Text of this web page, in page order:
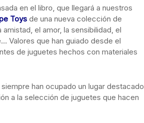
en el libro, que llegará a nuestros
Toys de una nueva colección de
amistad, el amor, la sensibilidad, el
Valores que han guiado desde el
de juguetes hechos con materiales
han ocupado un lugar destacado
a la selección de juguetes que hacen